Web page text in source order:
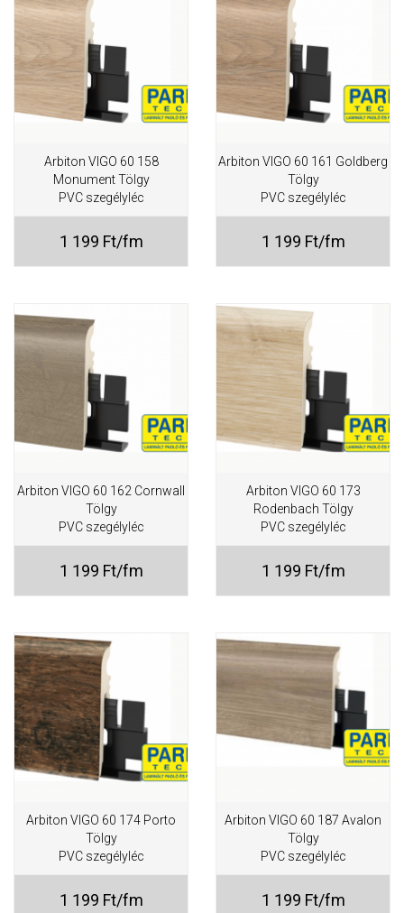
Arbiton VIGO 60 158
Monument Tölgy
PVC szegélyléc
1 199 Ft/fm
Arbiton VIGO 60 161 Goldberg
Tölgy
PVC szegélyléc
1 199 Ft/fm
Arbiton VIGO 60 162 Cornwall
Tölgy
PVC szegélyléc
1 199 Ft/fm
Arbiton VIGO 60 173
Rodenbach Tölgy
PVC szegélyléc
1 199 Ft/fm
Arbiton VIGO 60 174 Porto
Tölgy
PVC szegélyléc
1 199 Ft/fm
Arbiton VIGO 60 187 Avalon
Tölgy
PVC szegélyléc
1 199 Ft/fm